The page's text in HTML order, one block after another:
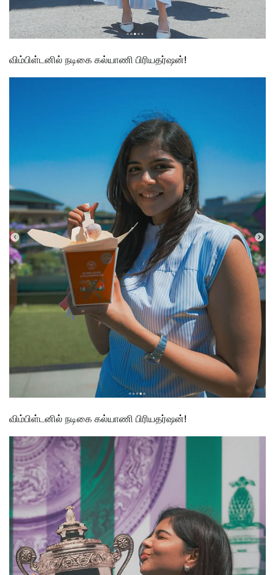
விம்பிள்டனில் நடிகை கல்யாணி பிரியதர்ஷன்!
விம்பிள்டனில் நடிகை கல்யாணி பிரியதர்ஷன்!